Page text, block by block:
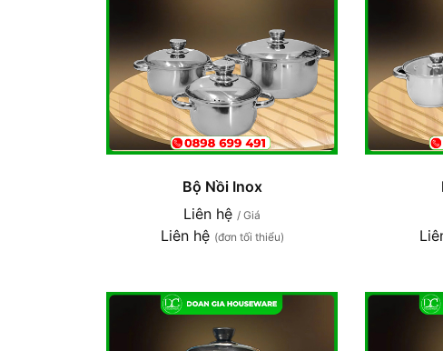
Bộ Nồi Inox
Liên hệ / Giá
Liên hệ (đơn tối thiểu)